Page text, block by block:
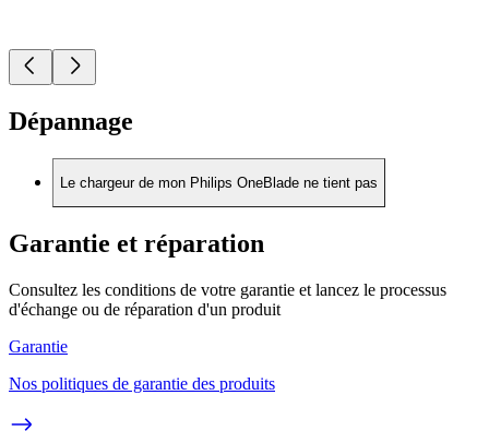
Dépannage
Le chargeur de mon Philips OneBlade ne tient pas
Garantie et réparation
Consultez les conditions de votre garantie et lancez le processus
d'échange ou de réparation d'un produit
Garantie
Nos politiques de garantie des produits